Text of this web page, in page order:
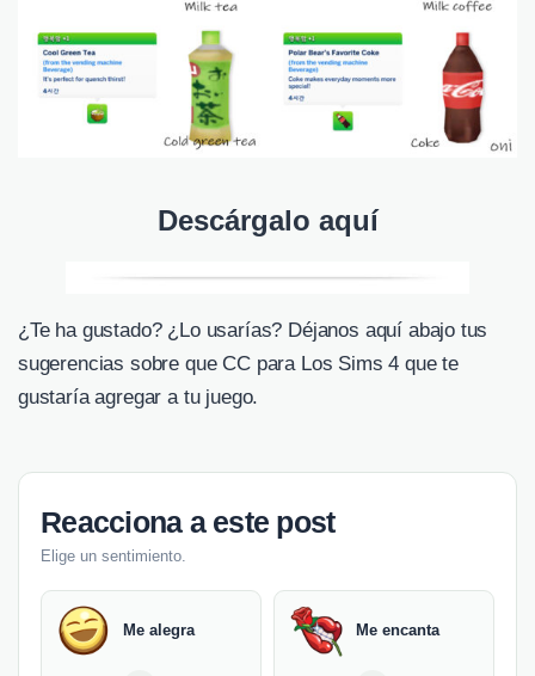
Descárgalo aquí
¿Te ha gustado? ¿Lo usarías? Déjanos aquí abajo tus
sugerencias sobre que CC para Los Sims 4 que te
gustaría agregar a tu juego.
Reacciona a este post
Elige un sentimiento.
Me alegra Me encanta